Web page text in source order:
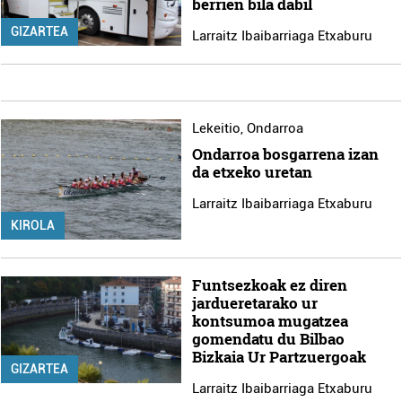
baliatzen gara. Ohar hau onartuz gero, teknologia hori
erabiltzeko baimen esplizitua ematen diguzu.Gehiago
irakurri
GIZARTEA
berrien bila dabil
Larraitz Ibaibarriaga Etxaburu
KIROLA
Lekeitio, Ondarroa
Ondarroa bosgarrena izan
da etxeko uretan
Larraitz Ibaibarriaga Etxaburu
GIZARTEA
Funtsezkoak ez diren
jardueretarako ur
kontsumoa mugatzea
gomendatu du Bilbao
Bizkaia Ur Partzuergoak
Larraitz Ibaibarriaga Etxaburu